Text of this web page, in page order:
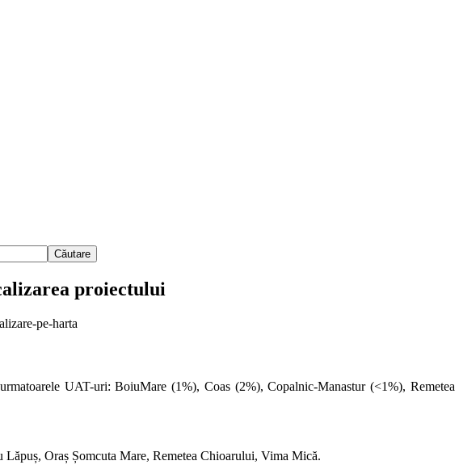
Căutare
proiectului
UAT-uri: BoiuMare (1%), Coas (2%), Copalnic-Manastur (<1%),
Oraș Șomcuta Mare, Remetea Chioarului, Vima Mică.